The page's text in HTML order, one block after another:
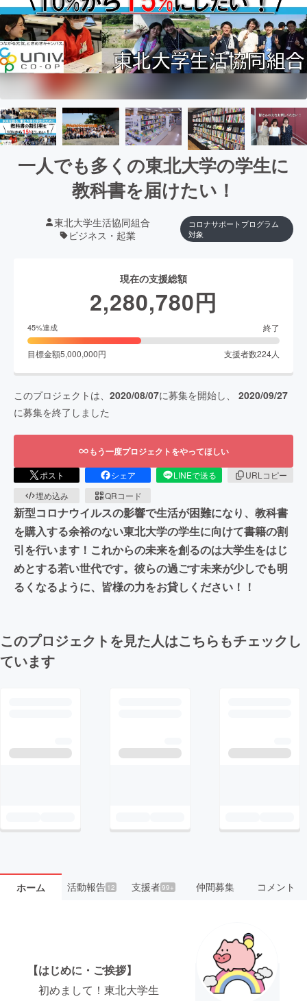
一人でも多くの東北大学の学生に
教科書を届けたい！
東北大学生活協同組合
ビジネス・起業
コロナサポートプログラム
対象
現在の支援総額
2,280,780円
45%達成 終了
目標金額5,000,000円 支援者数224人
このプロジェクトは、 2020/08/07に募集を開始し、 2020/09/27
に募集を終了しました
もう一度プロジェクトをやってほしい
ポスト シェア LINEで送る
URLコピー
埋め込み
QRコード
新型コロナウイルスの影響で生活が困難になり、教科書
を購入する余裕のない東北大学の学生に向けて書籍の割
引を行います！これからの未来を創るのは大学生をはじ
めとする若い世代です。彼らの過ごす未来が少しでも明
るくなるように、皆様の力をお貸しください！！
このプロジェクトを見た人はこちらもチェックし
ています
ホーム 活動報告12 支援者99+ 仲間募集 コメント
【はじめに・ご挨拶】
初めまして！東北大学生